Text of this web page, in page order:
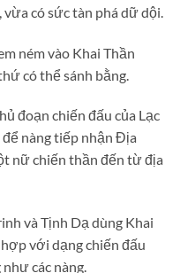
có sức tàn phá dữ dội.
ném vào Khai Thần
có thể sánh bằng.
đoạn chiến đấu của Lạc
nàng tiếp nhận Địa
nữ chiến thần đến từ địa
và Tịnh Dạ dùng Khai
với dạng chiến đấu
các nàng.